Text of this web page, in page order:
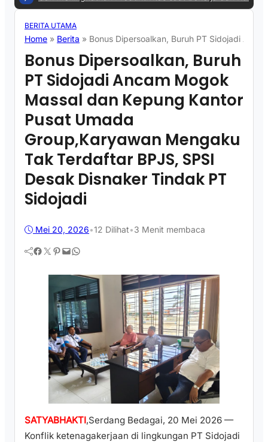
BERITA UTAMA
Home » Berita » Bonus Dipersoalkan, Buruh PT Sidojadi
Bonus Dipersoalkan, Buruh
PT Sidojadi Ancam Mogok
Massal dan Kepung Kantor
Pusat Umada
Group,Karyawan Mengaku
Tak Terdaftar BPJS, SPSI
Desak Disnaker Tindak PT
Sidojadi
Mei 20, 2026•12 Dilihat•3 Menit membaca
Facebook Twitter Pinterest Mail WhatsApp
SATYABHAKTI,Serdang Bedagai, 20 Mei 2026 —
Konflik ketenagakerjaan di lingkungan PT Sidojadi